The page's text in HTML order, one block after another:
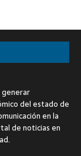
del estado de
en la
de noticias en